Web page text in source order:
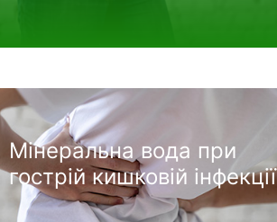
Мінеральна вода при
гострій кишковій інфекції